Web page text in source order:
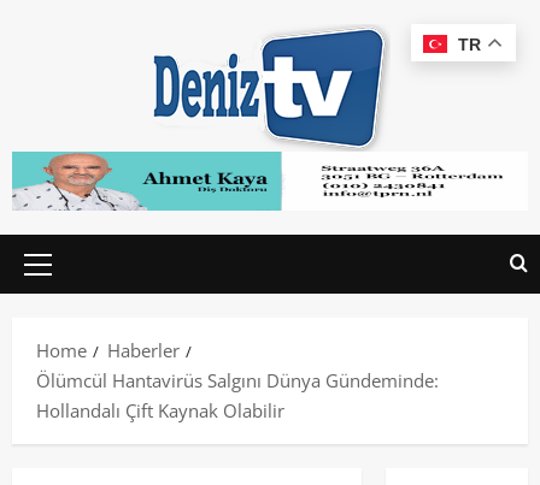
Home
Haberler
Ölümcül Hantavirüs Salgını Dünya Gündeminde:
Hollandalı Çift Kaynak Olabilir
TR